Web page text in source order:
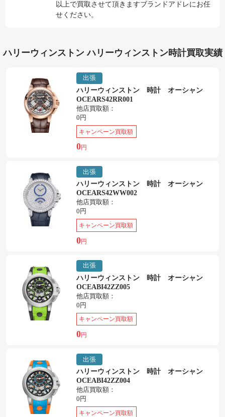
以上で買取させて頂きますブランドアドレにお任
せください。
ハリーウィンストン ハリーウィンストン時計買取実績
出張
ハリーウィンストン 時計 オーシャン
OCEARS42RR001
他店買取額：
0円
キャンペーン買取額
0円
出張
ハリーウィンストン 時計 オーシャン
OCEARS42WW002
他店買取額：
0円
キャンペーン買取額
0円
出張
ハリーウィンストン 時計 オーシャン
OCEABI42ZZ005
他店買取額：
0円
キャンペーン買取額
0円
出張
ハリーウィンストン 時計 オーシャン
OCEABI42ZZ004
他店買取額：
0円
キャンペーン買取額